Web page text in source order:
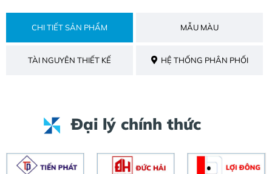
CHI TIẾT SẢN PHẨM MẪU MÀU
TÀI NGUYÊN THIẾT KẾ HỆ THỐNG PHÂN PHỐI
Đại lý chính thức